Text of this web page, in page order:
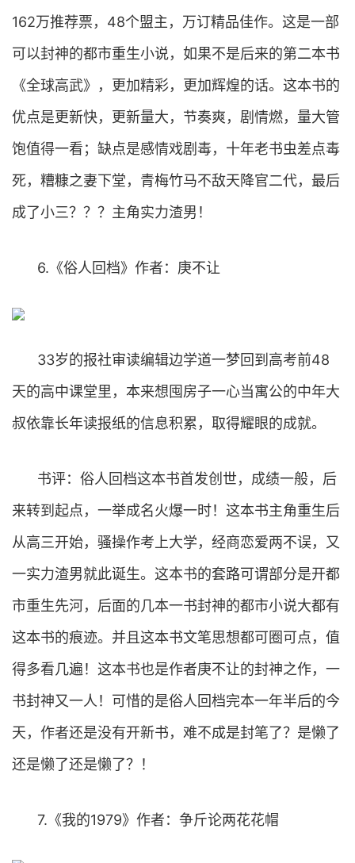
162万推荐票，48个盟主，万订精品佳作。这是一部
可以封神的都市重生小说，如果不是后来的第二本书
《全球高武》，更加精彩，更加辉煌的话。这本书的
优点是更新快，更新量大，节奏爽，剧情燃，量大管
饱值得一看；缺点是感情戏剧毒，十年老书虫差点毒
死，糟糠之妻下堂，青梅竹马不敌天降官二代，最后
成了小三？？？主角实力渣男！
6.《俗人回档》作者：庚不让
33岁的报社审读编辑边学道一梦回到高考前48
天的高中课堂里，本来想囤房子一心当寓公的中年大
叔依靠长年读报纸的信息积累，取得耀眼的成就。
书评：俗人回档这本书首发创世，成绩一般，后
来转到起点，一举成名火爆一时！这本书主角重生后
从高三开始，骚操作考上大学，经商恋爱两不误，又
一实力渣男就此诞生。这本书的套路可谓部分是开都
市重生先河，后面的几本一书封神的都市小说大都有
这本书的痕迹。并且这本书文笔思想都可圈可点，值
得多看几遍！这本书也是作者庚不让的封神之作，一
书封神又一人！可惜的是俗人回档完本一年半后的今
天，作者还是没有开新书，难不成是封笔了？是懒了
还是懒了还是懒了？！
7.《我的1979》作者：争斤论两花花帽